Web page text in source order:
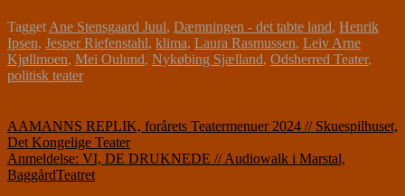
Tagget Ane Stensgaard Juul, Dæmningen - det tabte land, Henrik
Ipsen, Jesper Riefenstahl, klima, Laura Rasmussen, Leiv Arne
Kjøllmoen, Mei Oulund, Nykøbing Sjælland, Odsherred Teater,
politisk teater
Indlægsnavigation
AAMANNS REPLIK, forårets Teatermenuer 2024 // Skuespilhuset,
Det Kongelige Teater
Anmeldelse: VI, DE DRUKNEDE // Audiowalk i Marstal,
BaggårdTeatret